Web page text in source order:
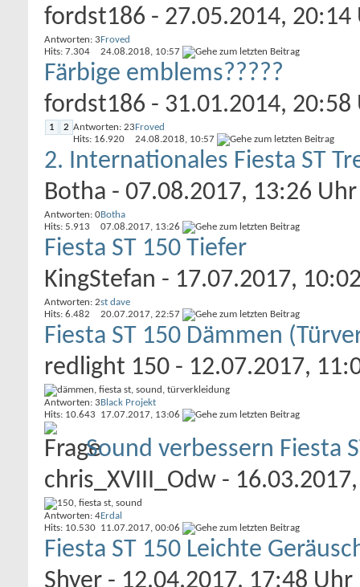
fordst186 - 27.05.2014, 20:14
Antworten: 3
Hits: 7.304
Froved
24.08.2018, 10:57
Färbige emblems?????
fordst186 - 31.01.2014, 20:58
1 2 Antworten: 23
Hits: 16.920
Froved
24.08.2018, 10:57
2. Internationales Fiesta ST
Botha - 07.08.2017, 13:26 Uhr
Antworten: 0
Hits: 5.913
Botha
07.08.2017, 13:26
Fiesta ST 150 Tiefer
KingStefan - 17.07.2017,
Antworten: 2
Hits: 6.482
st dave
20.07.2017, 22:57
Fiesta ST 150 Dämmen
redlight 150 - 12.07.2017,
Antworten: 3
Hits: 10.643
Black Projekt
17.07.2017, 13:06
Sound verbessern Fiesta
chris_XVIII_Odw -
Antworten: 4
Hits: 10.530
Erdal
11.07.2017, 00:06
Fiesta ST 150 Leichte
Shyer - 12.04.2017, 17:48 Uhr